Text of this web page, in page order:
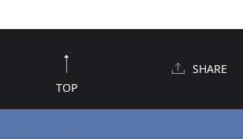
TOP
SHARE